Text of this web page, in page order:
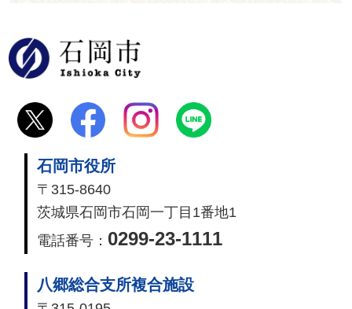
石岡市役所
〒315-8640
茨城県石岡市石岡一丁目1番地1
電話番号： 0299-23-1111
八郷総合支所複合施設